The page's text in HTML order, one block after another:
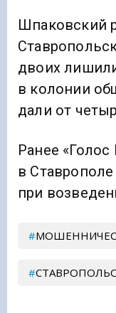
Шпаковский
двоих
в колонии
дали от
Ранее «Голос
в
при